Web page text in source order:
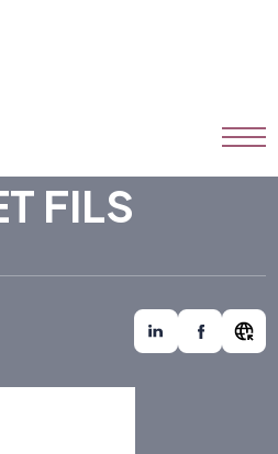
FILS